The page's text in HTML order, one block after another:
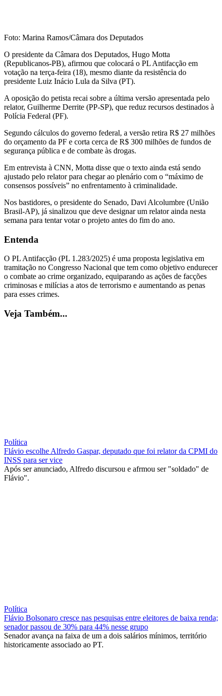
Foto: Marina Ramos/Câmara dos Deputados
O presidente da Câmara dos Deputados, Hugo Motta
(Republicanos-PB), afirmou que colocará o PL Antifacção em
votação na terça-feira (18), mesmo diante da resistência do
presidente Luiz Inácio Lula da Silva (PT).
A oposição do petista recai sobre a última versão apresentada pelo
relator, Guilherme Derrite (PP-SP), que reduz recursos destinados à
Polícia Federal (PF).
Segundo cálculos do governo federal, a versão retira R$ 27 milhões
do orçamento da PF e corta cerca de R$ 300 milhões de fundos de
segurança pública e de combate às drogas.
Em entrevista à CNN, Motta disse que o texto ainda está sendo
ajustado pelo relator para chegar ao plenário com o “máximo de
consensos possíveis” no enfrentamento à criminalidade.
Nos bastidores, o presidente do Senado, Davi Alcolumbre (União
Brasil-AP), já sinalizou que deve designar um relator ainda nesta
semana para tentar votar o projeto antes do fim do ano.
Entenda
O PL Antifacção (PL 1.283/2025) é uma proposta legislativa em
tramitação no Congresso Nacional que tem como objetivo endurecer
o combate ao crime organizado, equiparando as ações de facções
criminosas e milícias a atos de terrorismo e aumentando as penas
para esses crimes.
Veja Também...
Política
Flávio escolhe Alfredo Gaspar, deputado que foi relator da CPMI do
INSS para ser vice
Após ser anunciado, Alfredo discursou e afrmou ser "soldado" de
Flávio".
Política
Flávio Bolsonaro cresce nas pesquisas entre eleitores de baixa renda;
senador passou de 30% para 44% nesse grupo
Senador avança na faixa de um a dois salários mínimos, território
historicamente associado ao PT.